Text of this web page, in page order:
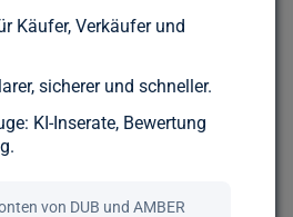
Käufer, Verkäufer und
sicherer und schneller.
KI-Inserate, Bewertung
von DUB und AMBER
nächsten Deal?
geprüfte Unternehmen aus ganz